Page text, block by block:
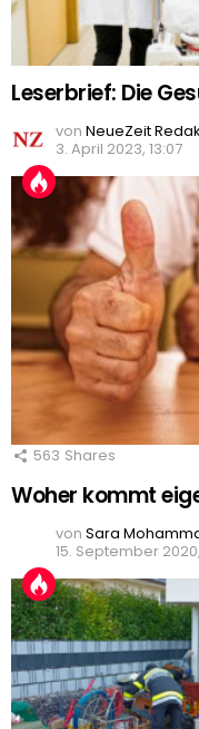
Leserbrief: Die
von NeueZeit
3. April 2023, 13:07
563 Shares
Woher kommt
von Sara
15. September 2020,